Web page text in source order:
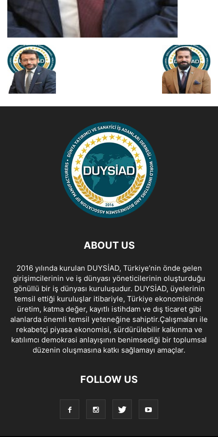
ABOUT US
2016 yılında kurulan DUYSİAD, Türkiye’nin önde gelen
girişimcilerinin ve iş dünyası yöneticilerinin oluşturduğu
gönüllü bir iş dünyası kuruluşudur. DUYSİAD, üyelerinin
temsil ettiği kuruluşlar itibariyle, Türkiye ekonomisinde
üretim, katma değer, kayıtlı istihdam ve dış ticaret gibi
alanlarda önemli temsil yeteneğine sahiptir.Çalışmaları ile
rekabetçi piyasa ekonomisi, sürdürülebilir kalkınma ve
katılımcı demokrasi anlayışının benimsediği bir toplumsal
düzenin oluşmasına katkı sağlamayı amaçlar.
FOLLOW US